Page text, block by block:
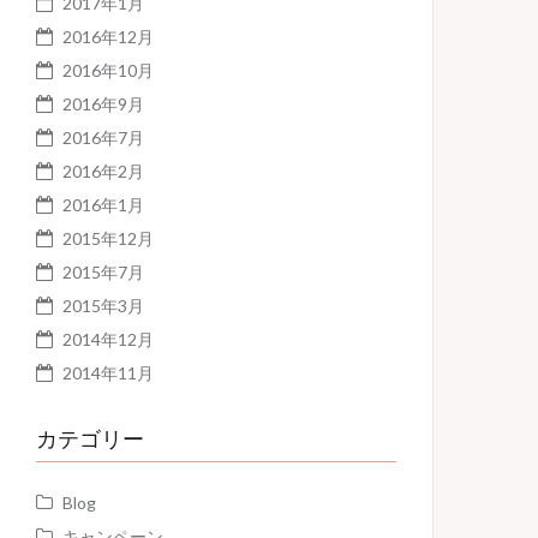
2016年12月
2016年10月
2016年9月
2016年7月
2016年2月
2016年1月
2015年12月
2015年7月
2015年3月
2014年12月
2014年11月
カテゴリー
Blog